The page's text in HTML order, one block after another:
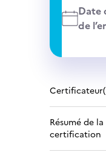
Date
de
Résumé de la
certification